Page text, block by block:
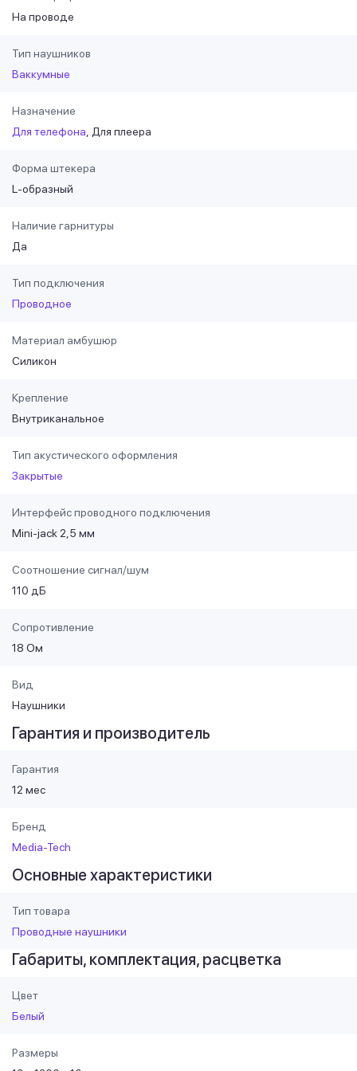
На проводе
Тип наушников
Ваккумные
Назначение
Для телефона
Для плеера
Форма штекера
L-образный
Наличие гарнитуры
Да
Тип подключения
Проводное
Материал амбушюр
Силикон
Крепление
Внутриканальное
Тип акустического оформления
Закрытые
Интерфейс проводного подключения
Mini-jack 2,5 мм
Соотношение сигнал/шум
110 дБ
Сопротивление
18 Ом
Вид
Наушники
Гарантия и производитель
Гарантия
12 мес
Бренд
Media-Tech
Основные характеристики
Тип товара
Проводные наушники
Габариты, комплектация, расцветка
Цвет
Белый
Размеры